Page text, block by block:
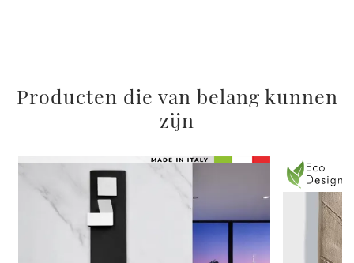
Producten die van belang kunnen
zijn